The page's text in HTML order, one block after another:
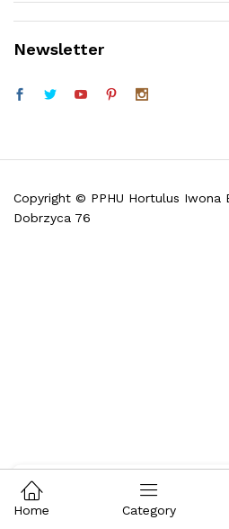
Newsletter
Copyright © PPHU Hortulus Iwona
Dobrzyca 76
Home Category
Skontaktuj się z nami i